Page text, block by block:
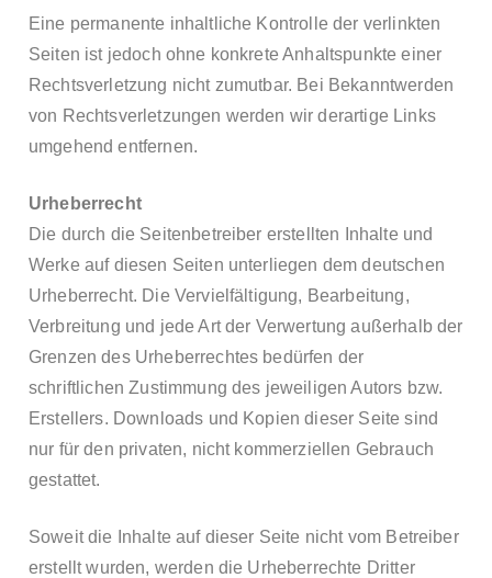
Eine permanente inhaltliche Kontrolle der verlinkten
Seiten ist jedoch ohne konkrete Anhaltspunkte einer
Rechtsverletzung nicht zumutbar. Bei Bekanntwerden
von Rechtsverletzungen werden wir derartige Links
umgehend entfernen.
Urheberrecht
Die durch die Seitenbetreiber erstellten Inhalte und
Werke auf diesen Seiten unterliegen dem deutschen
Urheberrecht. Die Vervielfältigung, Bearbeitung,
Verbreitung und jede Art der Verwertung außerhalb der
Grenzen des Urheberrechtes bedürfen der
schriftlichen Zustimmung des jeweiligen Autors bzw.
Erstellers. Downloads und Kopien dieser Seite sind
nur für den privaten, nicht kommerziellen Gebrauch
gestattet.
Soweit die Inhalte auf dieser Seite nicht vom Betreiber
erstellt wurden, werden die Urheberrechte Dritter